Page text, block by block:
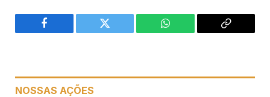
Facebook Twitter WhatsApp
Copiar
NOSSAS AÇÕES